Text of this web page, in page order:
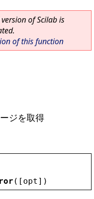
of Scilab is
of this function
ジを取得
([ opt ])